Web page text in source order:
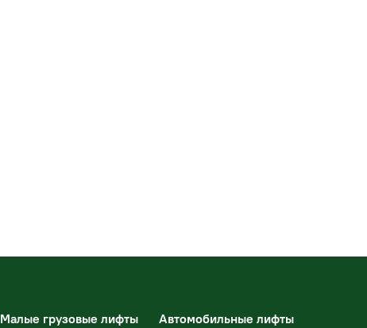
Малые грузовые лифты
Автомобильные лифты